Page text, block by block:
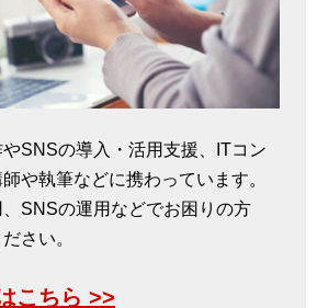
SNSの導入・活用支援、ITコン
や執筆などに携わっています。
SNSの運用などでお困りの方
さい。
こちら >>